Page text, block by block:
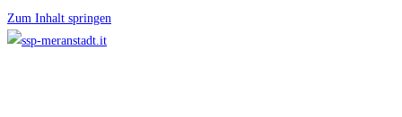
Zum Inhalt springen